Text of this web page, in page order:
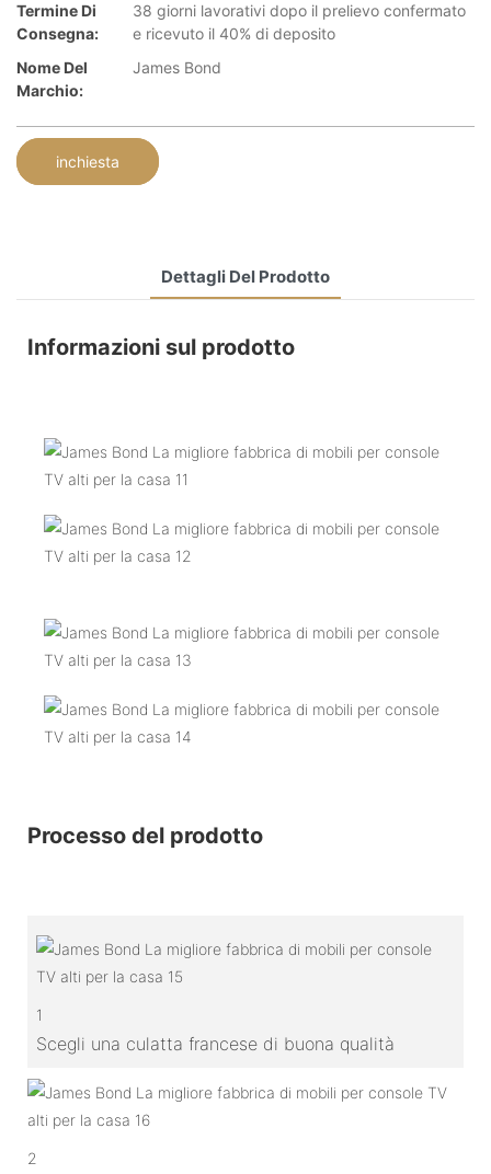
Termine Di
Consegna:
38 giorni lavorativi dopo il prelievo confermato
e ricevuto il 40% di deposito
Nome Del
Marchio:
James Bond
inchiesta
Dettagli Del Prodotto
Informazioni sul prodotto
Processo del prodotto
1
Scegli una culatta francese di buona qualità
2